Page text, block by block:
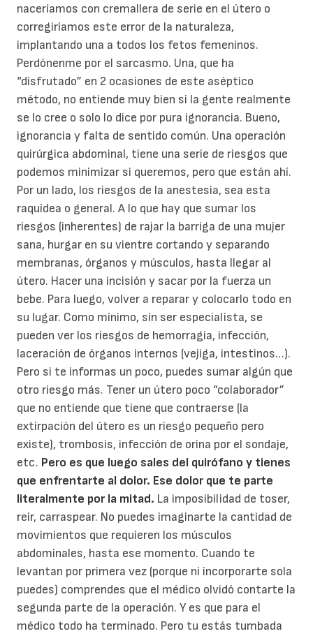
naceríamos con cremallera de serie en el útero o
corregiríamos este error de la naturaleza,
implantando una a todos los fetos femeninos.
Perdónenme por el sarcasmo. Una, que ha
“disfrutado” en 2 ocasiones de este aséptico
método, no entiende muy bien si la gente realmente
se lo cree o solo lo dice por pura ignorancia. Bueno,
ignorancia y falta de sentido común. Una operación
quirúrgica abdominal, tiene una serie de riesgos que
podemos minimizar si queremos, pero que están ahí.
Por un lado, los riesgos de la anestesia, sea esta
raquídea o general. A lo que hay que sumar los
riesgos (inherentes) de rajar la barriga de una mujer
sana, hurgar en su vientre cortando y separando
membranas, órganos y músculos, hasta llegar al
útero. Hacer una incisión y sacar por la fuerza un
bebe. Para luego, volver a reparar y colocarlo todo en
su lugar. Como mínimo, sin ser especialista, se
pueden ver los riesgos de hemorragia, infección,
laceración de órganos internos (vejiga, intestinos…).
Pero si te informas un poco, puedes sumar algún que
otro riesgo más. Tener un útero poco “colaborador”
que no entiende que tiene que contraerse (la
extirpación del útero es un riesgo pequeño pero
existe), trombosis, infección de orina por el sondaje,
etc. Pero es que luego sales del quirófano y tienes
que enfrentarte al dolor. Ese dolor que te parte
literalmente por la mitad. La imposibilidad de toser,
reír, carraspear. No puedes imaginarte la cantidad de
movimientos que requieren los músculos
abdominales, hasta ese momento. Cuando te
levantan por primera vez (porque ni incorporarte sola
puedes) comprendes que el médico olvidó contarte la
segunda parte de la operación. Y es que para el
médico todo ha terminado. Pero tu estás tumbada